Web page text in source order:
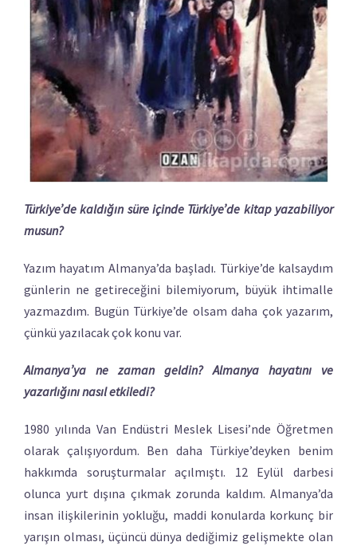
Türkiye’de kaldığın süre içinde Türkiye’de kitap yazabiliyor
musun?
Yazım hayatım Almanya’da başladı. Türkiye’de kalsaydım
günlerin ne getireceğini bilemiyorum, büyük ihtimalle
yazmazdım. Bugün Türkiye’de olsam daha çok yazarım,
çünkü yazılacak çok konu var.
Almanya’ya ne zaman geldin? Almanya hayatını ve
yazarlığını nasıl etkiledi?
1980 yılında Van Endüstri Meslek Lisesi’nde Öğretmen
olarak çalışıyordum. Ben daha Türkiye’deyken benim
hakkımda soruşturmalar açılmıştı. 12 Eylül darbesi
olunca yurt dışına çıkmak zorunda kaldım. Almanya’da
insan ilişkilerinin yokluğu, maddi konularda korkunç bir
yarışın olması, üçüncü dünya dediğimiz gelişmekte olan